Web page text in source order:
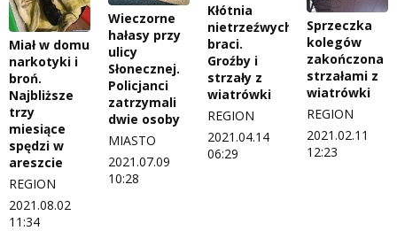
Miał w domu
narkotyki i
broń.
Najbliższe
trzy
miesiące
spędzi w
areszcie
REGION
2021.08.02
11:34
Wieczorne
hałasy przy
ulicy
Słonecznej.
Policjanci
zatrzymali
dwie osoby
MIASTO
2021.07.09
10:28
Kłótnia
nietrzeźwych
braci.
Groźby i
strzały z
wiatrówki
REGION
2021.04.14
06:29
Sprzeczka
kolegów
zakończona
strzałami z
wiatrówki
REGION
2021.02.11
12:23